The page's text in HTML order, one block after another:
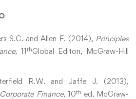
S.C. and Allen F. (2014), Principles
11thGlobal Editon, McGraw-Hill
R.W. and Jaffe J. (2013),
Finance, 10th ed, McGraw-